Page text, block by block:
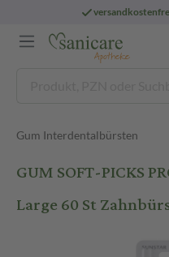
Gum Interdentalbürsten
GUM SOFT-PICKS
Large 60 St